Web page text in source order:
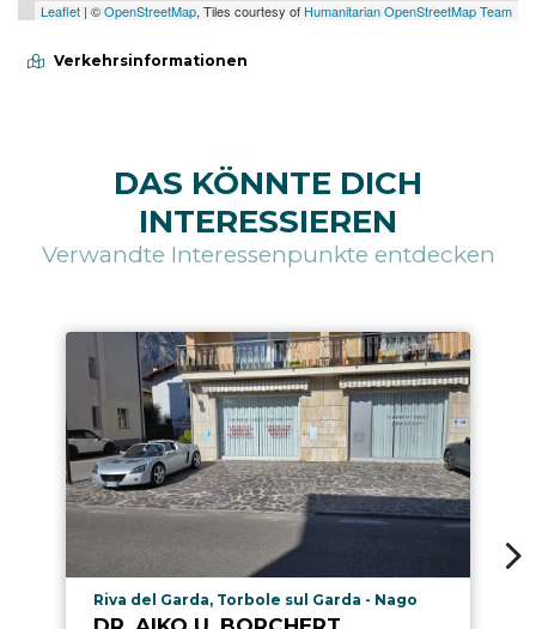
Leaflet | ©OpenStreetMap, Tiles courtesy of Humanitarian OpenStreetMap Team
Verkehrsinformationen
DAS KÖNNTE DICH
INTERESSIEREN
Verwandte Interessenpunkte entdecken
aria.poi_location_prefix
Riva del Garda, Torbole sul Garda - Nago